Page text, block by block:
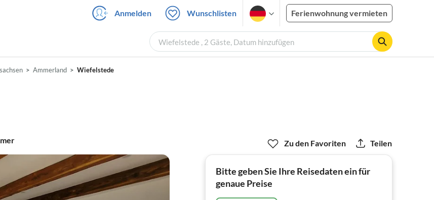
Anmelden Wunschlisten Ferienwohnung vermieten
Wiefelstede , 2 Gäste, Datum hinzufügen
Ammerland Wiefelstede
Zu den Favoriten Teilen
Bitte geben Sie Ihre Reisedaten ein für
genaue Preise